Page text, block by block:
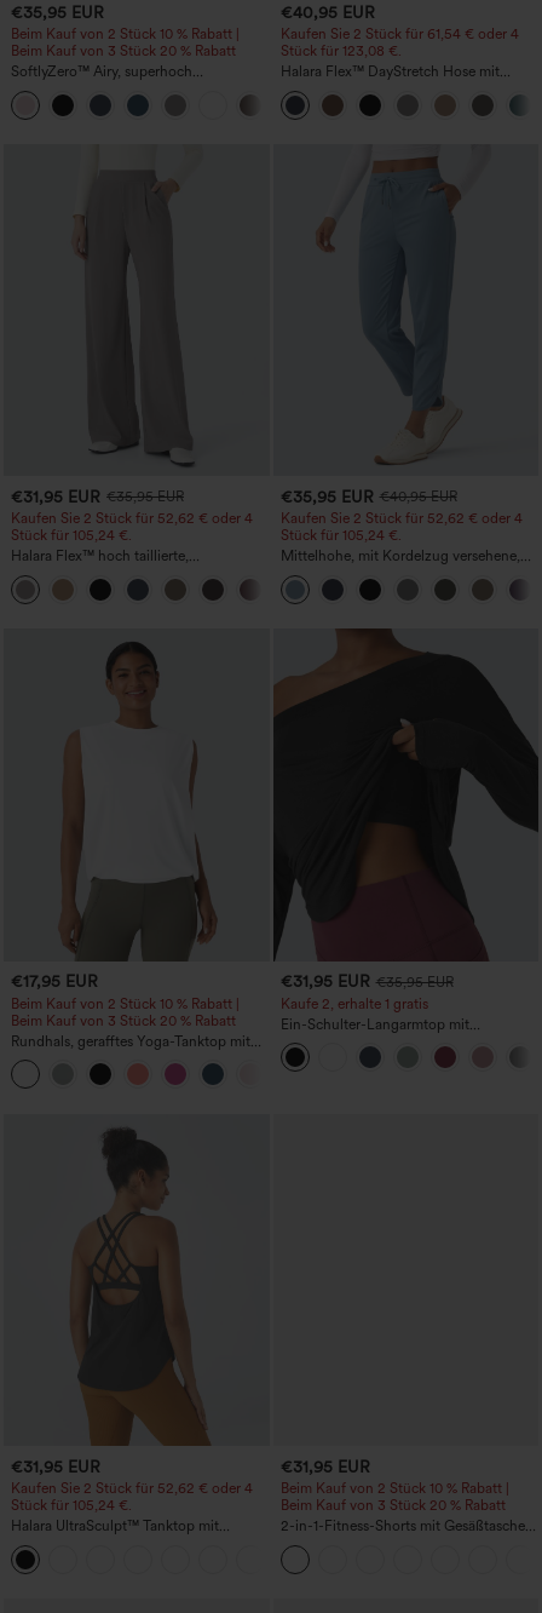
€35,95 EUR
Beim Kauf von 2 Stück 10 % Rabatt |
Beim Kauf von 3 Stück 20 % Rabatt
SoftlyZero™ Airy, superhoch
geschnittene 2-in-1 InstantCool Yoga-
Shorts 7" mit Taschen
+23
€40,95 EUR
Kaufen Sie 2 Stück für 61,54 € oder 4
Stück für 123,08 €.
Halara Flex™ DayStretch Hose mit
mittlerer Bundhöhe, seitlicher
Reißverschlusstasche und
Work‑Flare‑Schnitt
€31,95 EUR €35,95 EUR
Kaufen Sie 2 Stück für 52,62 € oder 4
Stück für 105,24 €.
Halara Flex™ hoch taillierte,
figurformende Arbeitshose, die die Taille
schmaler wirken lässt, mit Taschen,
weitem Bein und Mikro-Waffelstruktur
+10
€35,95 EUR €40,95 EUR
Kaufen Sie 2 Stück für 52,62 € oder 4
Stück für 105,24 €.
Mittelhohe, mit Kordelzug versehene,
schnelltrocknende Golfhose mit schmal
zulaufendem Schnitt, abgerundetem
Saum und Taschen – UPF 40+
€17,95 EUR
Beim Kauf von 2 Stück 10 % Rabatt |
Beim Kauf von 3 Stück 20 % Rabatt
Rundhals, gerafftes Yoga-Tanktop mit
Cool-Touch-Effekt – UPF50+
€31,95 EUR €35,95 EUR
Kaufe 2, erhalte 1 gratis
Ein-Schulter-Langarmtop mit
Daumenloch, geschwungener Saum
(High-Low), schnell trocknend – Yoga-
Sporttop mit integriertem BH
€31,95 EUR
Kaufen Sie 2 Stück für 52,62 € oder 4
Stück für 105,24 €.
Halara UltraSculpt™ Tanktop mit
Rundhalsausschnitt und
geschwungenem Saum
€31,95 EUR
Beim Kauf von 2 Stück 10 % Rabatt |
Beim Kauf von 3 Stück 20 % Rabatt
2-in-1-Fitness-Shorts mit Gesäßtasche
und seitlicher versteckter Tasche 6,3 cm